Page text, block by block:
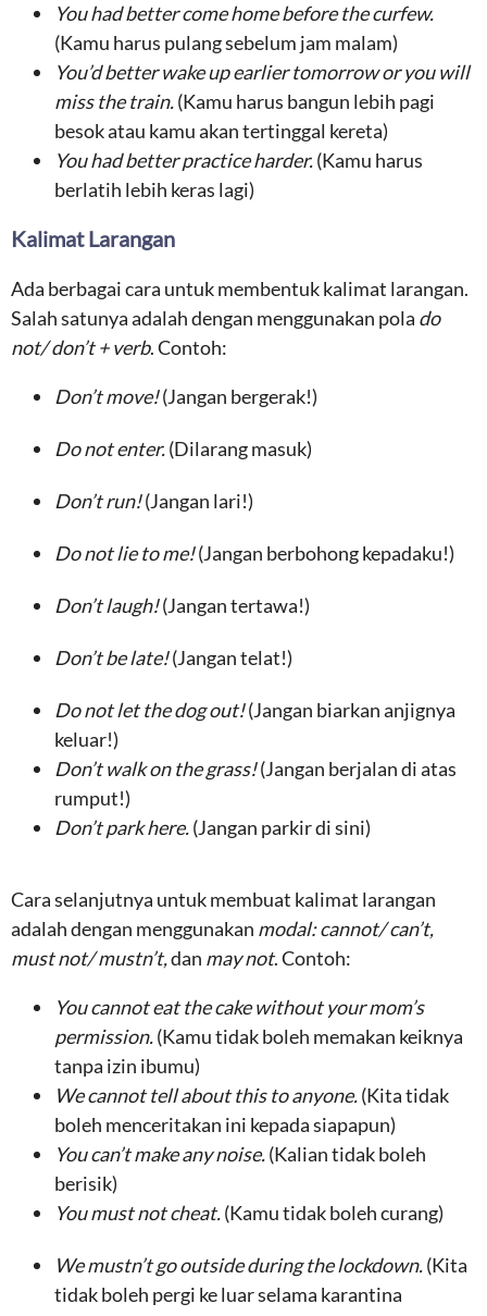
You had better come home before the curfew.
(Kamu harus pulang sebelum jam malam)
You’d better wake up earlier tomorrow or you will
miss the train.(Kamu harus bangun lebih pagi
besok atau kamu akan tertinggal kereta)
You had better practice harder.(Kamu harus
berlatih lebih keras lagi)
Kalimat Larangan
Ada berbagai cara untuk membentuk kalimat larangan.
Salah satunya adalah dengan menggunakan pola do
not/ don’t + verb. Contoh:
Don’t move!(Jangan bergerak!)
Do not enter.(Dilarang masuk)
Don’t run!(Jangan lari!)
Do not lie to me!(Jangan berbohong kepadaku!)
Don’t laugh!(Jangan tertawa!)
Don’t be late!(Jangan telat!)
Do not let the dog out!(Jangan biarkan anjignya
keluar!)
Don’t walk on the grass!(Jangan berjalan di atas
rumput!)
Don’t park here.(Jangan parkir di sini)
Cara selanjutnya untuk membuat kalimat larangan
adalah dengan menggunakan modal: cannot/ can’t,
must not/ mustn’t,dan may not. Contoh:
You cannot eat the cake without your mom’s
permission.(Kamu tidak boleh memakan keiknya
tanpa izin ibumu)
We cannot tell about this to anyone.(Kita tidak
boleh menceritakan ini kepada siapapun)
You can’t make any noise.(Kalian tidak boleh
berisik)
You must not cheat.(Kamu tidak boleh curang)
We mustn’t go outside during the lockdown.(Kita
tidak boleh pergi ke luar selama karantina